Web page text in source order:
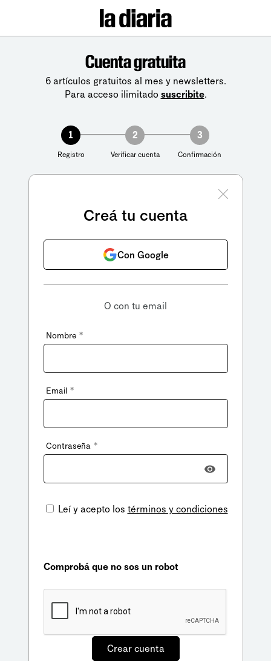
Cuenta gratuita
6 artículos gratuitos al mes y newsletters.
Para acceso ilimitado suscribite.
1
Registro
2
Verificar cuenta
3
Confirmación
Creá tu cuenta
Con Google
O con tu email
Nombre *
Email *
Contraseña *
Leí y acepto los términos y condiciones
Comprobá que no sos un robot